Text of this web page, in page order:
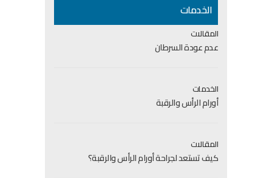
الخدمات
المقالات
عدم عودة السرطان
الخدمات
أورام الرأس والرقبة
المقالات
كيف تستعد لجراحة أورام الرأس والرقبة؟